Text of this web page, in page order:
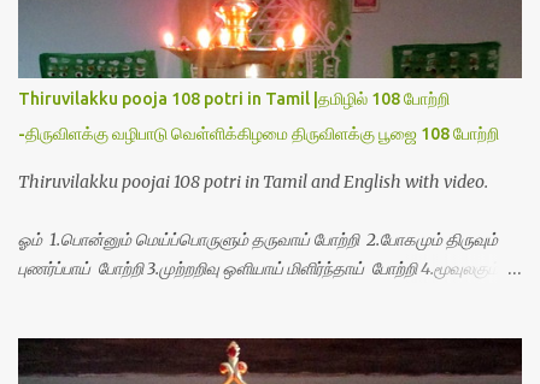
Thiruvilakku pooja 108 potri in Tamil |தமிழில் 108 போற்றி
-திருவிளக்கு வழிபாடு வெள்ளிக்கிழமை திருவிளக்கு பூஜை 108 போற்றி
Thiruvilakku poojai 108 potri in Tamil and English with video.
ஓம் 1.பொன்னும் மெய்ப்பொருளும் தருவாய் போற்றி 2.போகமும் திருவும்
புணர்ப்பாய் போற்றி 3.முற்றறிவு ஒளியாய் மிளிர்ந்தாய் போற்றி 4.மூவுலகும்
8.பிறர்வயமாகா பெரியோய் போற்றி 9.பேரின்பப் பெருக்காய் பொலிந்தாய்